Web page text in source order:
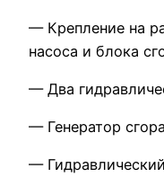
— Крепление на
насоса и блока
— Два
— Генератор
—